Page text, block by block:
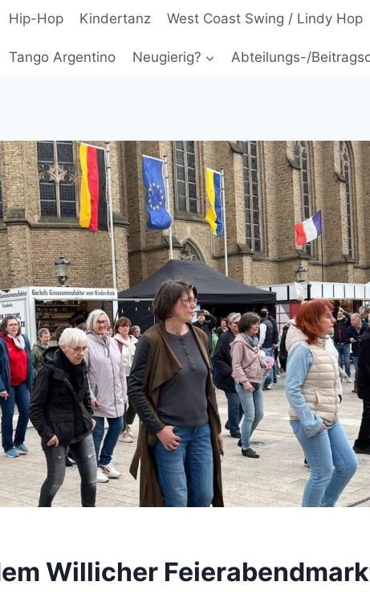
Hip-Hop Kindertanz West Coast Swing / Lindy Hop
Tango Argentino Neugierig? Abteilungs-/
Willicher